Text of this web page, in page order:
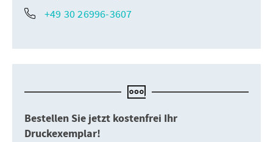
+49 30 26996-3607
Bestellen Sie jetzt kostenfrei Ihr
Druckexemplar!